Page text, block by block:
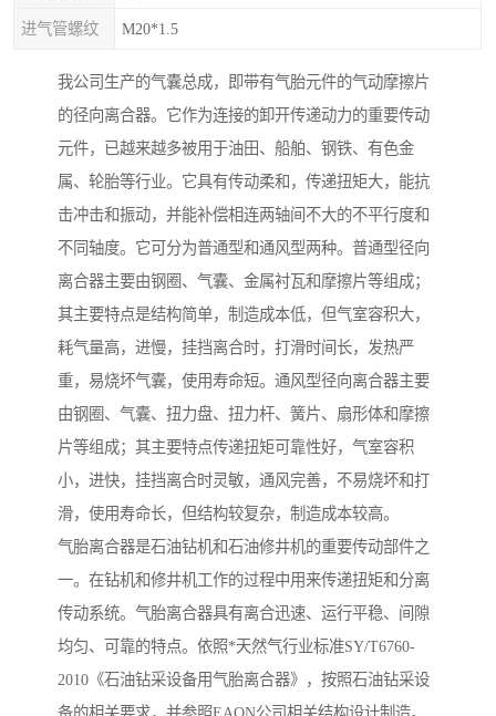
进气管螺纹 M20*1.5
我公司生产的气囊总成，即带有气胎元件的气动摩擦片
的径向离合器。它作为连接的卸开传递动力的重要传动
元件，已越来越多被用于油田、船舶、钢铁、有色金
属、轮胎等行业。它具有传动柔和，传递扭矩大，能抗
击冲击和振动，并能补偿相连两轴间不大的不平行度和
不同轴度。它可分为普通型和通风型两种。普通型径向
离合器主要由钢圈、气囊、金属衬瓦和摩擦片等组成；
其主要特点是结构简单，制造成本低，但气室容积大，
耗气量高，进慢，挂挡离合时，打滑时间长，发热严
重，易烧坏气囊，使用寿命短。通风型径向离合器主要
由钢圈、气囊、扭力盘、扭力杆、簧片、扇形体和摩擦
片等组成；其主要特点传递扭矩可靠性好，气室容积
小，进快，挂挡离合时灵敏，通风完善，不易烧坏和打
滑，使用寿命长，但结构较复杂，制造成本较高。
气胎离合器是石油钻机和石油修井机的重要传动部件之
一。在钻机和修井机工作的过程中用来传递扭矩和分离
传动系统。气胎离合器具有离合迅速、运行平稳、间隙
均匀、可靠的特点。依照*天然气行业标准SY/T6760-
2010《石油钻采设备用气胎离合器》，按照石油钻采设